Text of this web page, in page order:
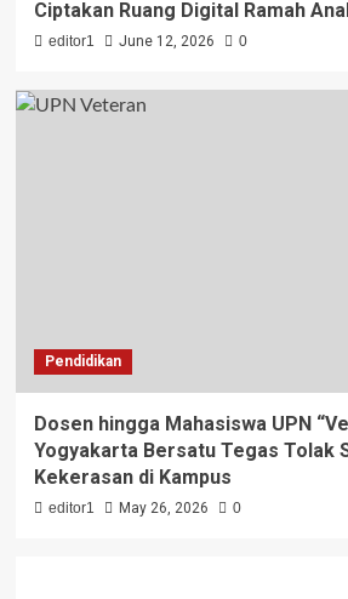
Ciptakan Ruang Digital Ramah
editor1 June 12, 2026 0
Pendidikan
Dosen hingga Mahasiswa UPN
Yogyakarta Bersatu Tegas Tolak
Kekerasan di Kampus
editor1 May 26, 2026 0